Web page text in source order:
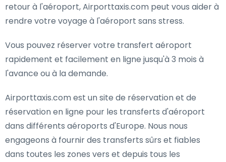
retour à l'aéroport, Airporttaxis.com peut vous aider à
rendre votre voyage à l'aéroport sans stress.
Vous pouvez réserver votre transfert aéroport
rapidement et facilement en ligne jusqu'à 3 mois à
l'avance ou à la demande.
Airporttaxis.com est un site de réservation et de
réservation en ligne pour les transferts d'aéroport
dans différents aéroports d'Europe. Nous nous
engageons à fournir des transferts sûrs et fiables
dans toutes les zones vers et depuis tous les